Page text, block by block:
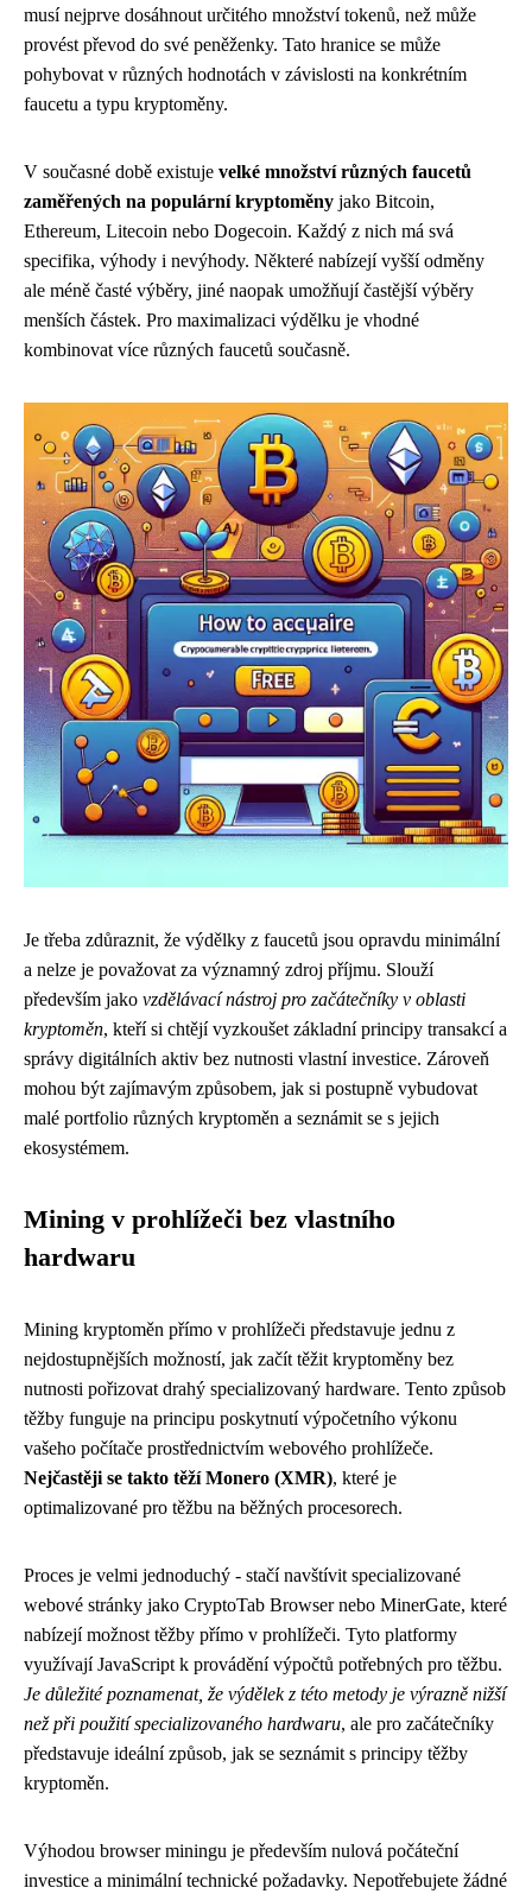
musí nejprve dosáhnout určitého množství tokenů, než může
provést převod do své peněženky. Tato hranice se může
pohybovat v různých hodnotách v závislosti na konkrétním
faucetu a typu kryptoměny.
V současné době existuje velké množství různých faucetů
zaměřených na populární kryptoměny jako Bitcoin,
Ethereum, Litecoin nebo Dogecoin. Každý z nich má svá
specifika, výhody i nevýhody. Některé nabízejí vyšší odměny
ale méně časté výběry, jiné naopak umožňují častější výběry
menších částek. Pro maximalizaci výdělku je vhodné
kombinovat více různých faucetů současně.
Je třeba zdůraznit, že výdělky z faucetů jsou opravdu minimální
a nelze je považovat za významný zdroj příjmu. Slouží
především jako vzdělávací nástroj pro začátečníky v oblasti
kryptoměn, kteří si chtějí vyzkoušet základní principy transakcí a
správy digitálních aktiv bez nutnosti vlastní investice. Zároveň
mohou být zajímavým způsobem, jak si postupně vybudovat
malé portfolio různých kryptoměn a seznámit se s jejich
ekosystémem.
Mining v prohlížeči bez vlastního
hardwaru
Mining kryptoměn přímo v prohlížeči představuje jednu z
nejdostupnějších možností, jak začít těžit kryptoměny bez
nutnosti pořizovat drahý specializovaný hardware. Tento způsob
těžby funguje na principu poskytnutí výpočetního výkonu
vašeho počítače prostřednictvím webového prohlížeče.
Nejčastěji se takto těží Monero (XMR), které je
optimalizované pro těžbu na běžných procesorech.
Proces je velmi jednoduchý - stačí navštívit specializované
webové stránky jako CryptoTab Browser nebo MinerGate, které
nabízejí možnost těžby přímo v prohlížeči. Tyto platformy
využívají JavaScript k provádění výpočtů potřebných pro těžbu.
Je důležité poznamenat, že výdělek z této metody je výrazně nižší
než při použití specializovaného hardwaru, ale pro začátečníky
představuje ideální způsob, jak se seznámit s principy těžby
kryptoměn.
Výhodou browser miningu je především nulová počáteční
investice a minimální technické požadavky. Nepotřebujete žádné